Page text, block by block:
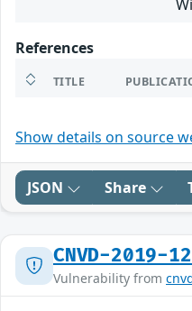
References
TITLE
Show details on source
JSON Share
CNVD-2019-
Vulnerability from